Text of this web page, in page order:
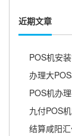
近期文章
POS机安
办理大
POS机办
九付POS
结算咸阳